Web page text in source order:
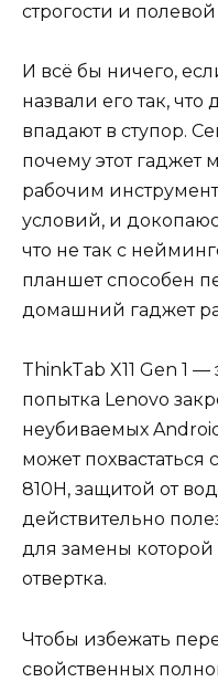
строгости и
И всё бы ничего,
назвали его так,
впадают в ступор.
почему этот гаджет
рабочим
условий, и
что не так с
планшет способен
домашний гаджет
ThinkTab X11 Gen 1
попытка Lenovo
неубиваемых
может
810H, защитой от
действительно
для замены
отвертка.
Чтобы избежать
свойственных